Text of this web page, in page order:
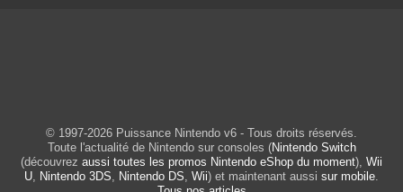
© 1997-2026 Puissance Nintendo v6 - Tous droits réservés.
Toute l'actualité de Nintendo sur consoles (Nintendo Switch
(découvrez aussi toutes les promos Nintendo eShop du moment), Wii
U, Nintendo 3DS, Nintendo DS, Wii) et maintenant aussi sur mobile.